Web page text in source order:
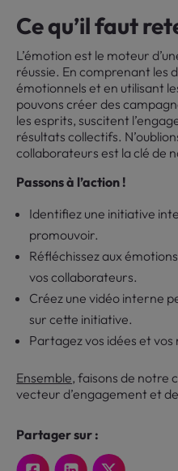
Ce qu’il faut
L’émotion est le moteur
réussie. En comprenant les
émotionnels et en utilisant
pouvons créer des
les esprits, suscitent
résultats collectifs.
collaborateurs est la clé de
Passons à l’action !
Identifiez une initiative
promouvoir.
Réfléchissez aux
vos collaborateurs.
Créez une vidéo interne
sur cette initiative.
Partagez vos idées et vos
Ensemble, faisons de notre
vecteur d’engagement et
Partager sur :